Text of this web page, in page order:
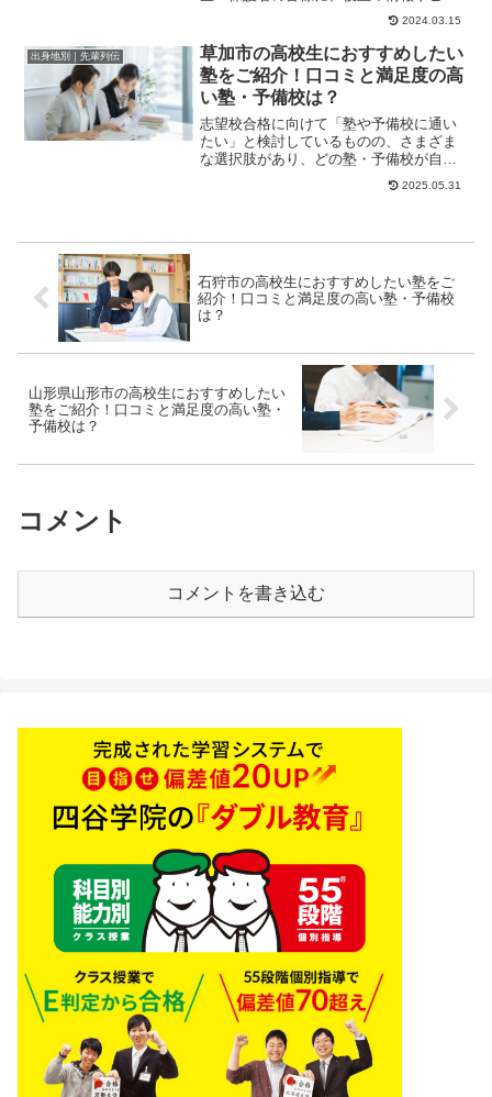
トになる情報をお伝えします。Ｄ判定→
2024.03.15
出身地別｜先輩列伝
草加市の高校生におすすめしたい
塾をご紹介！口コミと満足度の高
い塾・予備校は？
志望校合格に向けて「塾や予備校に通い
たい」と検討しているものの、さまざま
な選択肢があり、どの塾・予備校が自分
に合うのか迷っている方も多いのではな
2025.05.31
石狩市の高校生におすすめしたい塾をご
紹介！口コミと満足度の高い塾・予備校
は？
山形県山形市の高校生におすすめしたい
塾をご紹介！口コミと満足度の高い塾・
予備校は？
コメント
コメントを書き込む